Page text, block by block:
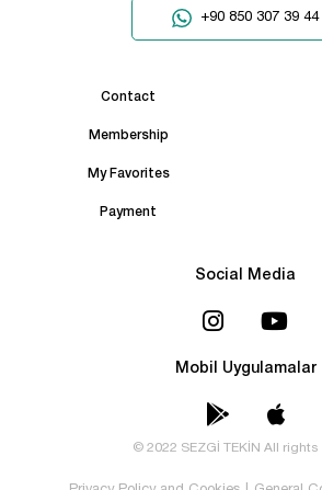
+90 850 307 39 44
Contact
Membership
My Favorites
Payment
Social Media
Mobil Uygulamalar
© 2022 SEZGİ TEKİN All rights